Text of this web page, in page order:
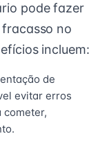
pode fazer
no
incluem:
de
evitar erros
cometer,